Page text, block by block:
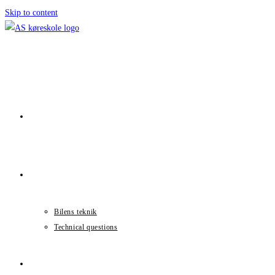
Skip to content
Bilens teknik
Technical questions